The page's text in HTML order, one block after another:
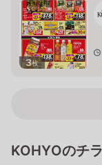
3枚
KOHYOのチ